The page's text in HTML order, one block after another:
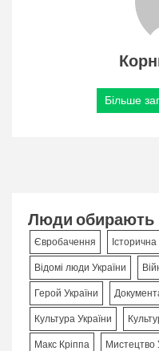
Більше
Люди обирають
Євробачення Історична
Відомі люди України
Герой України
Культура України
Макс Кріппа Мистецтво